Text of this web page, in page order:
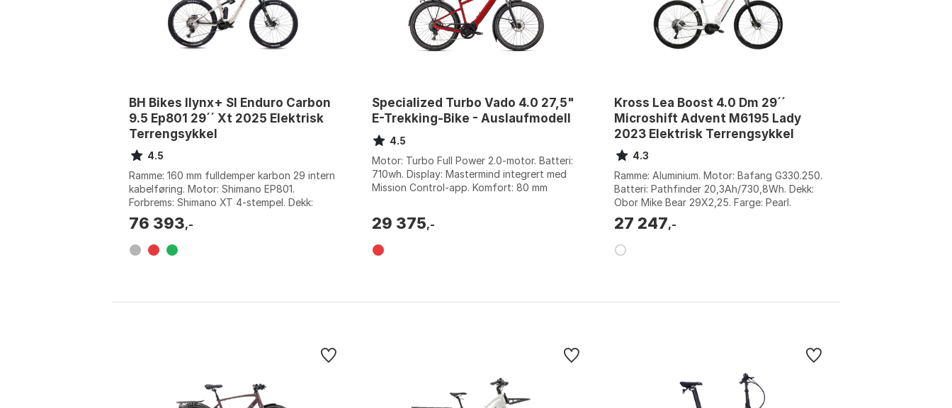
BH Bikes Ilynx+ Sl Enduro Carbon
9.5 Ep801 29´´ Xt 2025 Elektrisk
Terrengsykkel
4.5
Ramme: 160 mm fulldemper karbon 29 intern
kabelføring. Motor: Shimano EP801.
Forbrems: Shimano XT 4-stempel. Dekk:
Maxxis Minion TPI120 Terra Exo TR
29x2.5/2.4....
76 393,-
Specialized Turbo Vado 4.0 27,5"
E-Trekking-Bike - Auslaufmodell
4.5
Motor: Turbo Full Power 2.0-motor. Batteri:
710wh. Display: Mastermind integrert med
Mission Control-app. Komfort: 80 mm
29 375,-
Kross Lea Boost 4.0 Dm 29´´
Microshift Advent M6195 Lady
2023 Elektrisk Terrengsykkel
4.3
Ramme: Aluminium. Motor: Bafang G330.250.
Batteri: Pathfinder 20,3Ah/730,8Wh. Dekk:
Obor Mike Bear 29X2,25. Farge: Pearl.
Størrelse: M.
27 247,-